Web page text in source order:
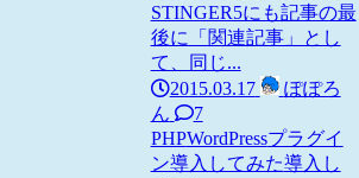
STINGER5にも記事の最
後に「関連記事」とし
て、同じ...
2015.03.17
ぽぽろ
ん
7
PHPWordPressプラグイ
ン導入してみた導入し